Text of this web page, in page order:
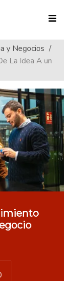
y Negocios
La Idea A un